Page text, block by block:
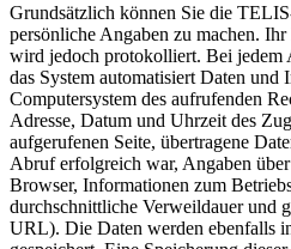
Grundsätzlich können Sie die
persönliche Angaben zu machen.
wird jedoch protokolliert. Bei jedem
das System automatisiert Daten und
Computersystem des aufrufenden
Adresse, Datum und Uhrzeit des
aufgerufenen Seite, übertragene
Abruf erfolgreich war, Angaben
Browser, Informationen zum
durchschnittliche Verweildauer und
URL). Die Daten werden ebenfalls